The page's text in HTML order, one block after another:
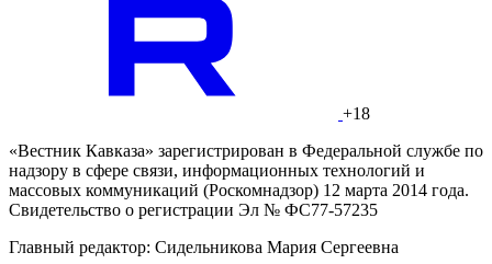
+18
«Вестник Кавказа» зарегистрирован в Федеральной службе по
надзору в сфере связи, информационных технологий и
массовых коммуникаций (Роскомнадзор) 12 марта 2014 года.
Свидетельство о регистрации Эл № ФС77-57235
Главный редактор: Сидельникова Мария Сергеевна